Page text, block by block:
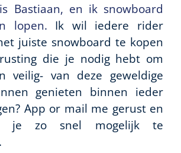
Bastiaan, en ik snowboard
lopen. Ik wil iedere rider
juiste snowboard te kopen
die je nodig hebt om
veilig- van deze geweldige
genieten binnen ieder
App or mail me gerust en
je zo snel mogelijk te